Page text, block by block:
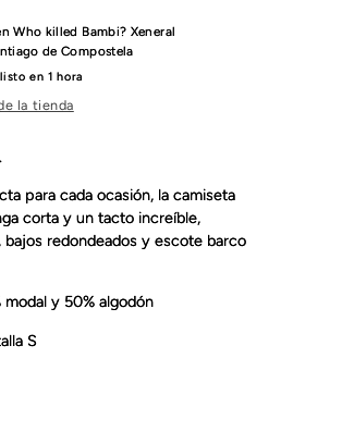
Who killed Bambi? Xeneral
de Compostela
en 1 hora
la tienda
para cada ocasión, la camiseta
corta y un tacto increíble,
bajos redondeados y escote barco
y 50% algodón
S